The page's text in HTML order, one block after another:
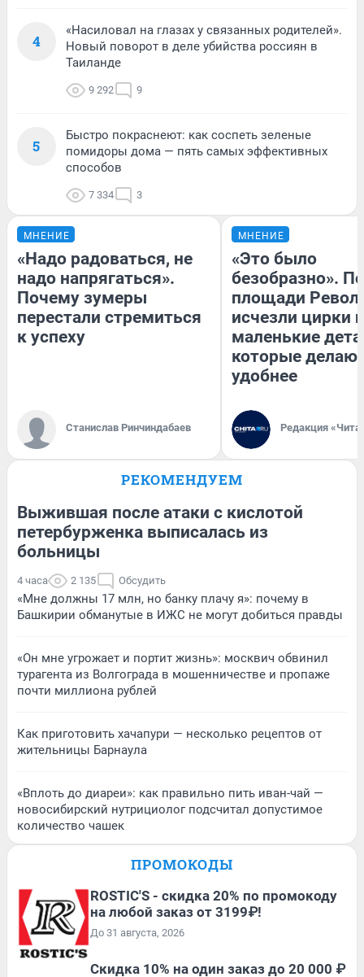
4
«Насиловал на глазах у связанных родителей».
Новый поворот в деле убийства россиян в
Таиланде
9 292 9
5
Быстро покраснеют: как соспеть зеленые
помидоры дома — пять самых эффективных
способов
7 334 3
МНЕНИЕ
«Надо радоваться, не
надо напрягаться».
Почему зумеры
перестали стремиться
к успеху
Станислав Ринчиндабаев
МНЕНИЕ
«Это было
безобразно».
площади
исчезли цирки
маленькие
которые
удобнее
Редакция
РЕКОМЕНДУЕМ
Выжившая после атаки с кислотой
петербурженка выписалась из
больницы
4 часа 2 135 Обсудить
«Мне должны 17 млн, но банку плачу я»: почему в
Башкирии обманутые в ИЖС не могут добиться правды
«Он мне угрожает и портит жизнь»: москвич обвинил
турагента из Волгограда в мошенничестве и пропаже
почти миллиона рублей
Как приготовить хачапури — несколько рецептов от
жительницы Барнаула
«Вплоть до диареи»: как правильно пить иван-чай —
новосибирский нутрициолог подсчитал допустимое
количество чашек
ПРОМОКОДЫ
ROSTIC'S - скидка 20% по промокоду
на любой заказ от 3199₽!
До 31 августа, 2026
Скидка 10% на один заказ до 20 000 ₽